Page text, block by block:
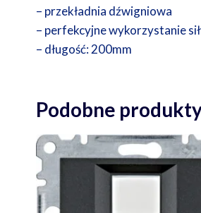
– przekładnia dźwigniowa
– perfekcyjne wykorzystanie
– długość: 200mm
Podobne